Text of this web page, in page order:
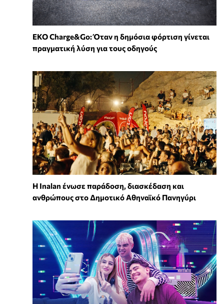
EKO Charge&Go: Όταν η δημόσια φόρτιση γίνεται
πραγματική λύση για τους οδηγούς
Η Inalan ένωσε παράδοση, διασκέδαση και
ανθρώπους στο Δημοτικό Αθηναϊκό Πανηγύρι